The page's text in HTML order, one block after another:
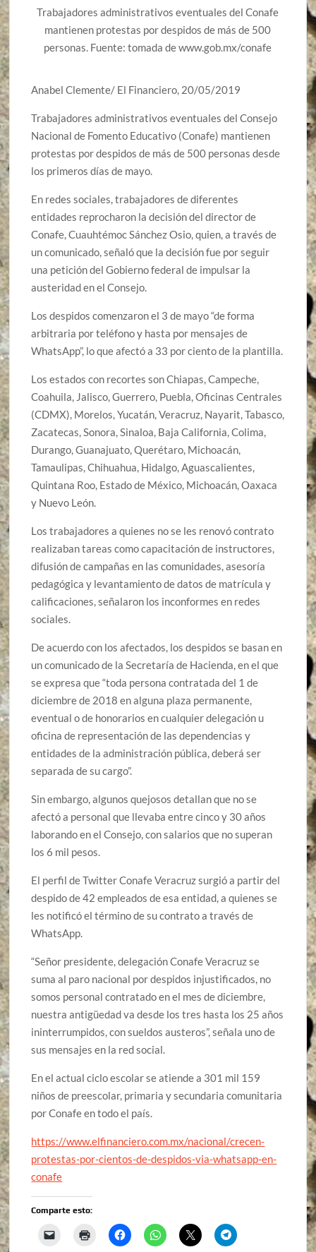
Trabajadores administrativos eventuales del Conafe
mantienen protestas por despidos de más de 500
personas. Fuente: tomada de www.gob.mx/conafe
Anabel Clemente/ El Financiero, 20/05/2019
Trabajadores administrativos eventuales del Consejo
Nacional de Fomento Educativo (Conafe) mantienen
protestas por despidos de más de 500 personas desde
los primeros días de mayo.
En redes sociales, trabajadores de diferentes
entidades reprocharon la decisión del director de
Conafe, Cuauhtémoc Sánchez Osio, quien, a través de
un comunicado, señaló que la decisión fue por seguir
una petición del Gobierno federal de impulsar la
austeridad en el Consejo.
Los despidos comenzaron el 3 de mayo “de forma
arbitraria por teléfono y hasta por mensajes de
WhatsApp”, lo que afectó a 33 por ciento de la plantilla.
Los estados con recortes son Chiapas, Campeche,
Coahuila, Jalisco, Guerrero, Puebla, Oficinas Centrales
(CDMX), Morelos, Yucatán, Veracruz, Nayarit, Tabasco,
Zacatecas, Sonora, Sinaloa, Baja California, Colima,
Durango, Guanajuato, Querétaro, Michoacán,
Tamaulipas, Chihuahua, Hidalgo, Aguascalientes,
Quintana Roo, Estado de México, Michoacán, Oaxaca
y Nuevo León.
Los trabajadores a quienes no se les renovó contrato
realizaban tareas como capacitación de instructores,
difusión de campañas en las comunidades, asesoría
pedagógica y levantamiento de datos de matrícula y
calificaciones, señalaron los inconformes en redes
sociales.
De acuerdo con los afectados, los despidos se basan en
un comunicado de la Secretaría de Hacienda, en el que
se expresa que “toda persona contratada del 1 de
diciembre de 2018 en alguna plaza permanente,
eventual o de honorarios en cualquier delegación u
oficina de representación de las dependencias y
entidades de la administración pública, deberá ser
separada de su cargo”.
Sin embargo, algunos quejosos detallan que no se
afectó a personal que llevaba entre cinco y 30 años
laborando en el Consejo, con salarios que no superan
los 6 mil pesos.
El perfil de Twitter Conafe Veracruz surgió a partir del
despido de 42 empleados de esa entidad, a quienes se
les notificó el término de su contrato a través de
WhatsApp.
“Señor presidente, delegación Conafe Veracruz se
suma al paro nacional por despidos injustificados, no
somos personal contratado en el mes de diciembre,
nuestra antigüedad va desde los tres hasta los 25 años
ininterrumpidos, con sueldos austeros”, señala uno de
sus mensajes en la red social.
En el actual ciclo escolar se atiende a 301 mil 159
niños de preescolar, primaria y secundaria comunitaria
por Conafe en todo el país.
https://www.elfinanciero.com.mx/nacional/crecen-
protestas-por-cientos-de-despidos-via-whatsapp-en-
conafe
Comparte esto: